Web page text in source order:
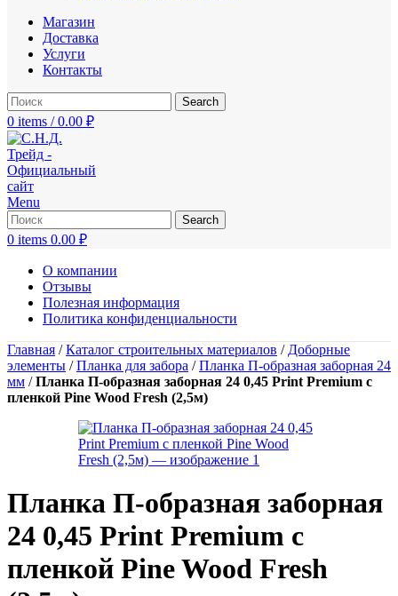
Магазин
Доставка
Услуги
Контакты
Search
0 items / 0.00 ₽
Menu
Search
0 items 0.00 ₽
О компании
Отзывы
Полезная информация
Политика конфиденциальности
Главная /Каталог строительных материалов / Доборные
элементы /Планка для забора /Планка П-образная заборная 24
мм /Планка П-образная заборная 24 0,45 Print Premium с
пленкой Pine Wood Fresh (2,5м)
Планка П-образная заборная
24 0,45 Print Premium с
пленкой Pine Wood Fresh